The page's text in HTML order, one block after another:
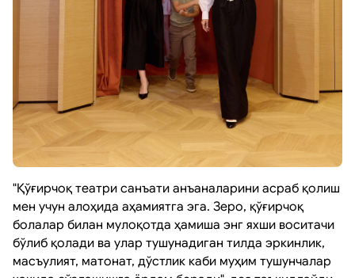
"​Қўғирчоқ театри санъати анъаналарини асраб қолиш
мен учун алоҳида аҳамиятга эга. Зеро, қўғирчоқ
болалар билан мулоқотда ҳамиша энг яхши воситачи
бўлиб қолади ва улар тушунадиган тилда эркинлик,
масъулият, матонат, дўстлик каби муҳим тушунчалар